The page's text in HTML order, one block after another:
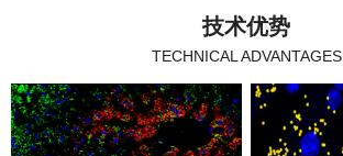
技术优势
TECHNICAL ADVANTAGES